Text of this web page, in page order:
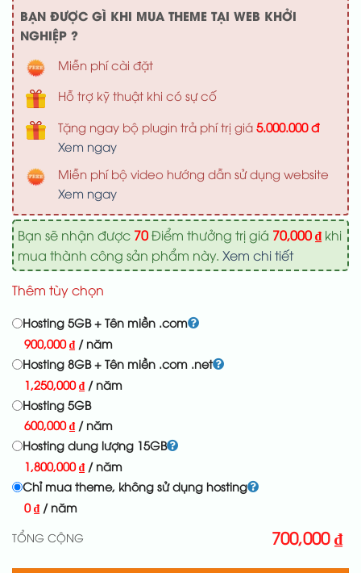
BẠN ĐƯỢC GÌ KHI MUA THEME TẠI WEB KHỞI
NGHIỆP ?
Miễn phí cài đặt
Hỗ trợ kỹ thuật khi có sự cố
Tặng ngay bộ plugin trả phí trị giá 5.000.000 đ
Xem ngay
Miễn phí bộ video hướng dẫn sử dụng website
Xem ngay
Bạn sẽ nhận được 70Điểm thưởng trị giá 70,000₫khi
mua thành công sản phẩm này. Xem chi tiết
Thêm tùy chọn
Hosting 5GB + Tên miền .com
900,000₫ / năm
Hosting 8GB + Tên miền .com .net
1,250,000₫ / năm
Hosting 5GB
600,000₫ / năm
Hosting dung lượng 15GB
1,800,000₫ / năm
Chỉ mua theme, không sử dụng hosting
0₫ / năm
TỔNG CỘNG
700,000₫